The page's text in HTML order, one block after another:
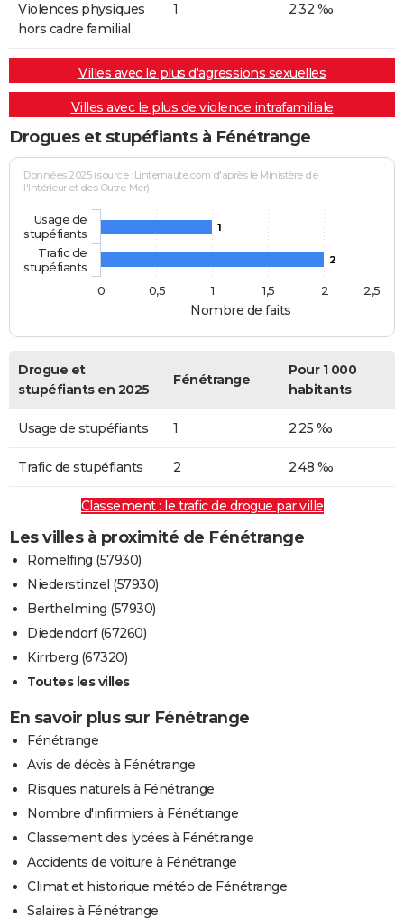
Violences physiques
hors cadre familial
1 2,32 ‰
Villes avec le plus d'agressions sexuelles
Villes avec le plus de violence intrafamiliale
Drogues et stupéfiants à Fénétrange
Nombre de faits
Données 2025 (source : Linternaute.com d'après le Ministère de
l'Intérieur et des Outre-Mer)
1
2
Usage de
stupéfiants
Trafic de
stupéfiants
0
0,5 1 1,5 2 2,5
Drogue et
stupéfiants en 2025
Fénétrange
Pour 1 000
habitants
Usage de stupéfiants 1 2,25 ‰
Trafic de stupéfiants 2 2,48 ‰
Classement : le trafic de drogue par ville
Les villes à proximité de Fénétrange
Romelfing (57930)
Niederstinzel (57930)
Berthelming (57930)
Diedendorf (67260)
Kirrberg (67320)
Toutes les villes
En savoir plus sur Fénétrange
Fénétrange
Avis de décès à Fénétrange
Risques naturels à Fénétrange
Nombre d'infirmiers à Fénétrange
Classement des lycées à Fénétrange
Accidents de voiture à Fénétrange
Climat et historique météo de Fénétrange
Salaires à Fénétrange